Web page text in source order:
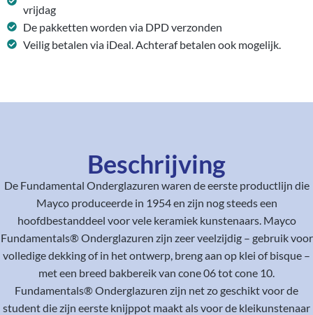
vrijdag
De pakketten worden via DPD verzonden
Veilig betalen via iDeal. Achteraf betalen ook mogelijk.
Beschrijving
De Fundamental Onderglazuren waren de eerste productlijn die
Mayco produceerde in 1954 en zijn nog steeds een
hoofdbestanddeel voor vele keramiek kunstenaars. Mayco
Fundamentals® Onderglazuren zijn zeer veelzijdig – gebruik voor
volledige dekking of in het ontwerp, breng aan op klei of bisque –
met een breed bakbereik van cone 06 tot cone 10.
Fundamentals® Onderglazuren zijn net zo geschikt voor de
student die zijn eerste knijppot maakt als voor de kleikunstenaar